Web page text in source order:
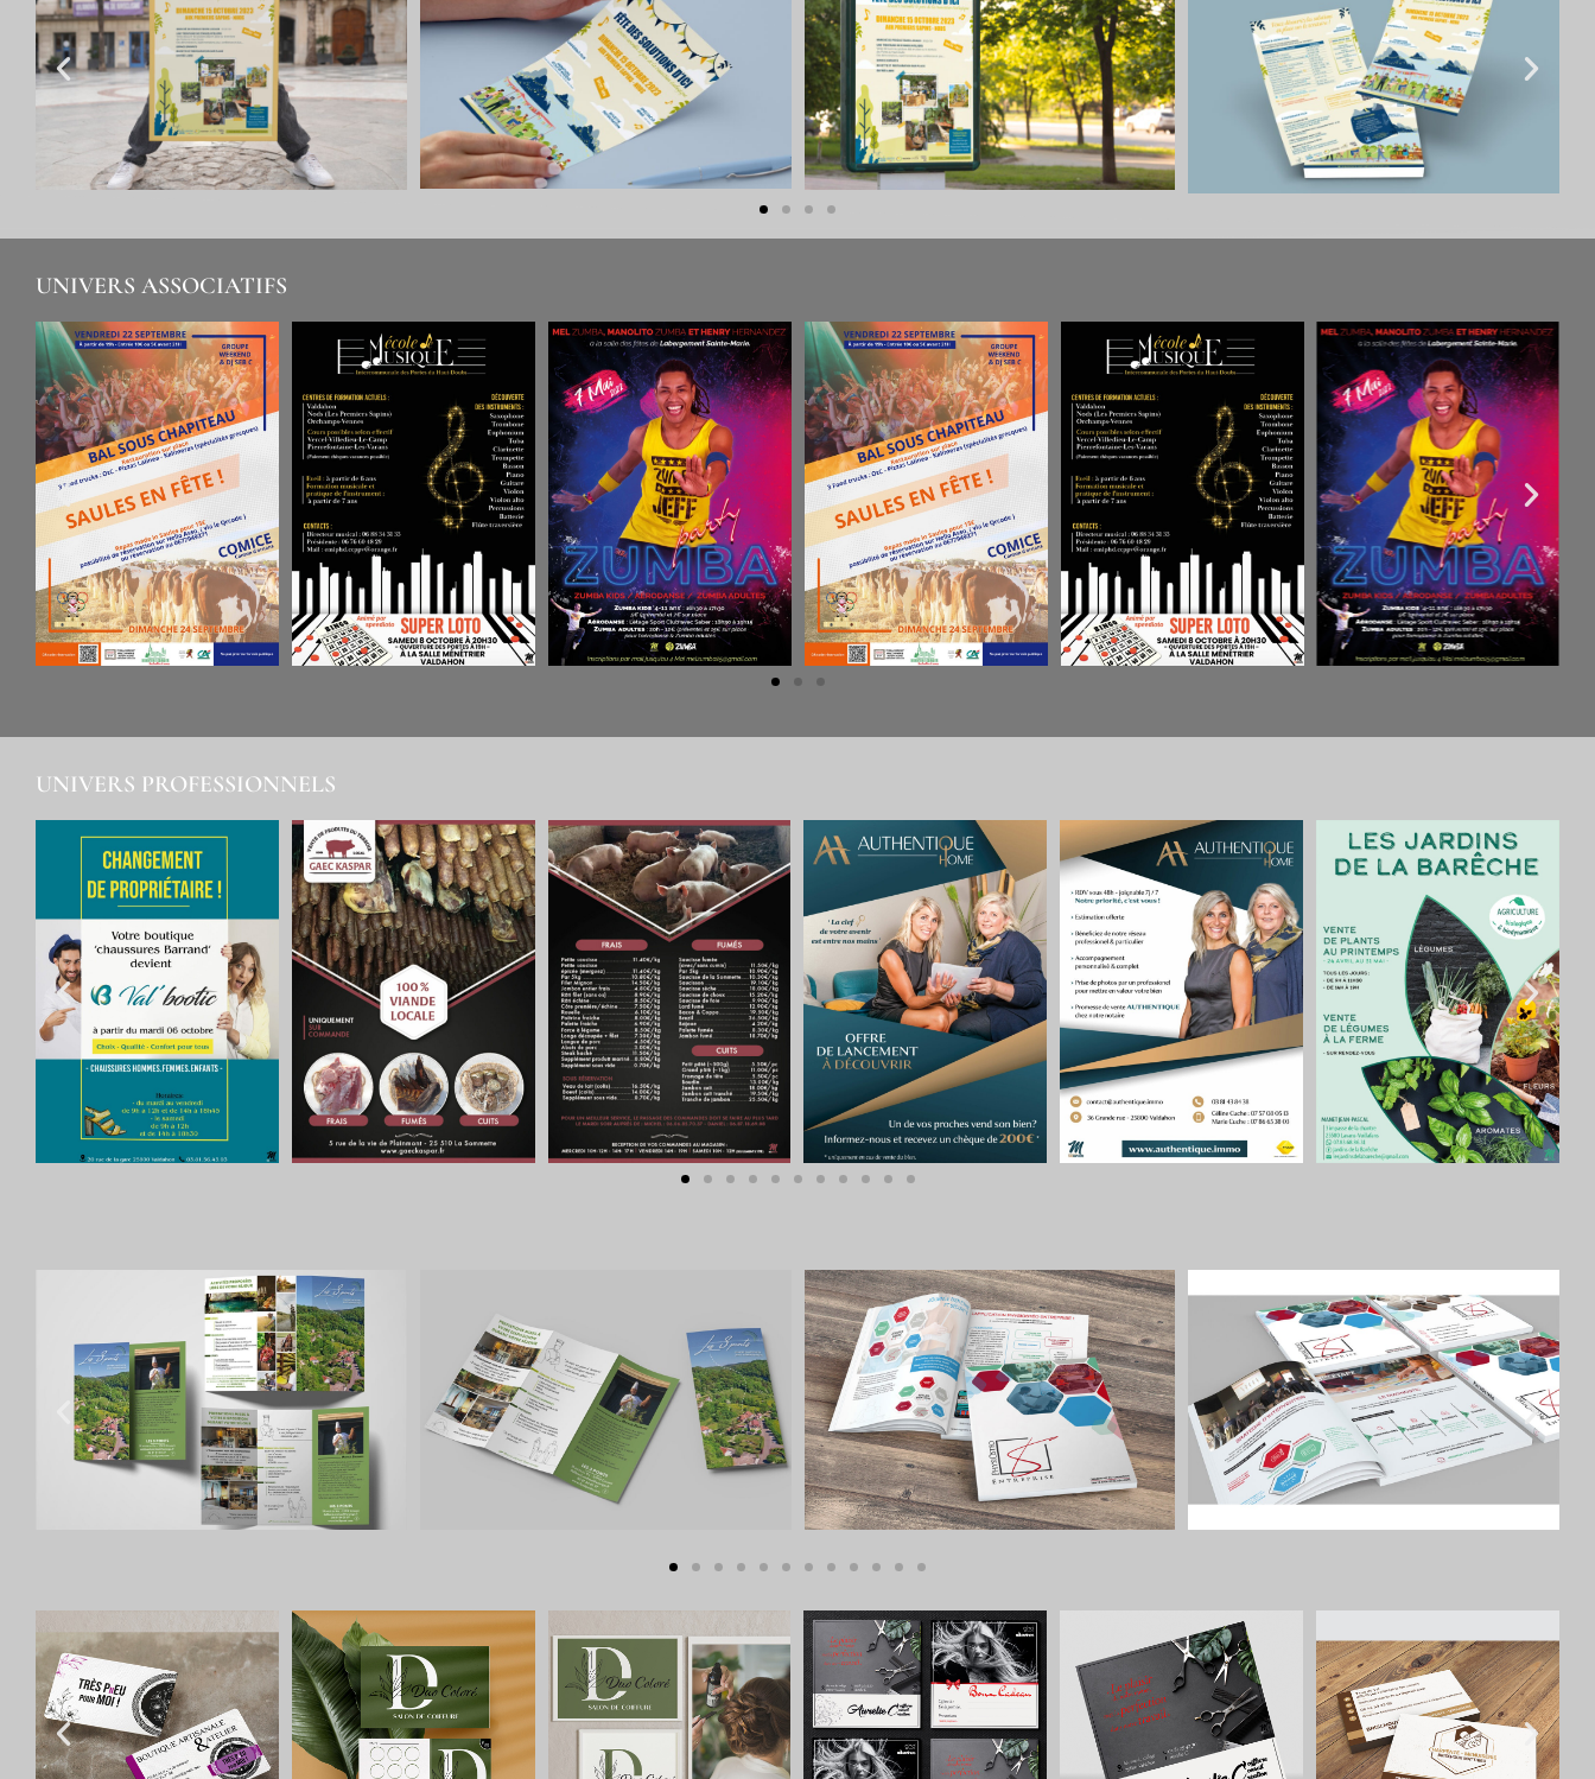
UNIVERS ASSOCIATIFS
UNIVERS PROFESSIONNELS